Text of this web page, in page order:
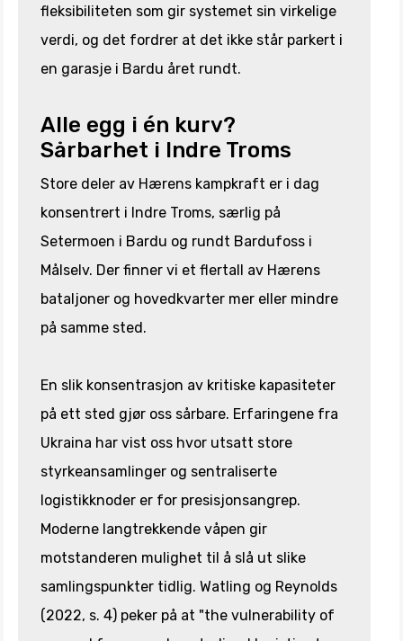
fleksibiliteten som gir systemet sin virkelige
verdi, og det fordrer at det ikke står parkert i
en garasje i Bardu året rundt.
Alle egg i én kurv?
Sårbarhet i Indre Troms
Store deler av Hærens kampkraft er i dag
konsentrert i Indre Troms, særlig på
Setermoen i Bardu og rundt Bardufoss i
Målselv. Der finner vi et flertall av Hærens
bataljoner og hovedkvarter mer eller mindre
på samme sted.
En slik konsentrasjon av kritiske kapasiteter
på ett sted gjør oss sårbare. Erfaringene fra
Ukraina har vist oss hvor utsatt store
styrkeansamlinger og sentraliserte
logistikknoder er for presisjonsangrep.
Moderne langtrekkende våpen gir
motstanderen mulighet til å slå ut slike
samlingspunkter tidlig. Watling og Reynolds
(2022, s. 4) peker på at "the vulnerability of